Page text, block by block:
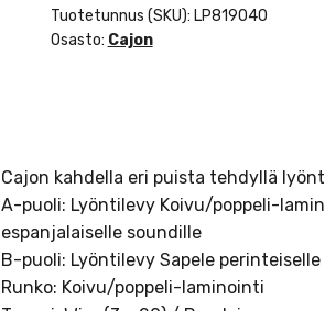
Matador
2-
määrä
Tuotetunnus (SKU): LP819040
Osasto: Cajon
Cajon kahdella eri puista tehdyllä
A-puoli: Lyöntilevy Koivu/poppeli-
espanjalaiselle soundille
B-puoli: Lyöntilevy Sapele
Runko: Koivu/poppeli-laminointi